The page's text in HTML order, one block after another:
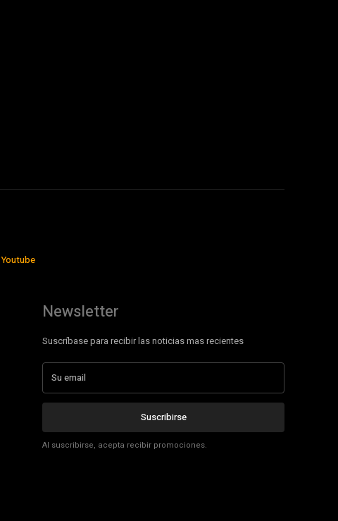
Youtube
Newsletter
Suscríbase para recibir las noticias mas recientes
Suscribirse
Al suscribirse, acepta recibir promociones.